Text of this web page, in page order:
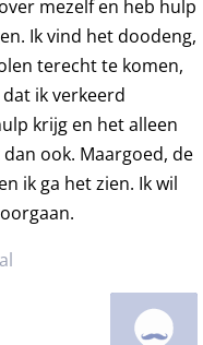
mezelf en heb hulp
Ik vind het doodeng,
terecht te komen,
ik verkeerd
krijg en het alleen
ook. Maargoed, de
ik ga het zien. Ik wil